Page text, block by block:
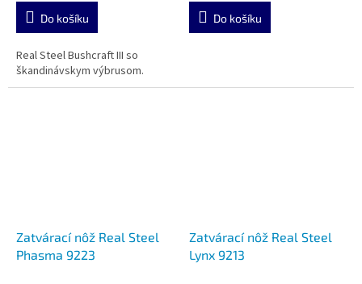
Do košíku
Real Steel Bushcraft III so
škandinávskym výbrusom.
Do košíku
Zatvárací nôž Real Steel
Phasma 9223
Zatvárací nôž Real Steel
Lynx 9213